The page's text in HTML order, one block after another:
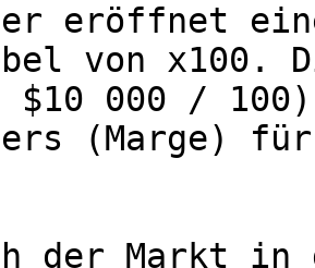
eröffnet
von x100.
000 /
(Marge)
der Markt in